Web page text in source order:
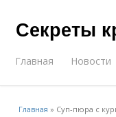
Секреты
Главная Новости
Главная » Суп-пюра с